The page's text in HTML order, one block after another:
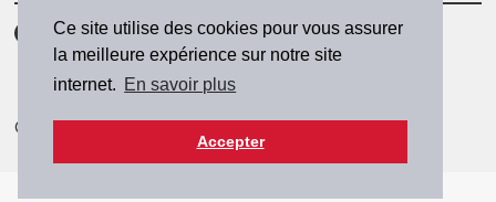
Ce site utilise des cookies pour vous assurer
la meilleure expérience sur notre site
internet. En savoir plus
Accepter
© 2026 SZH/CSPS|csps@csps.ch